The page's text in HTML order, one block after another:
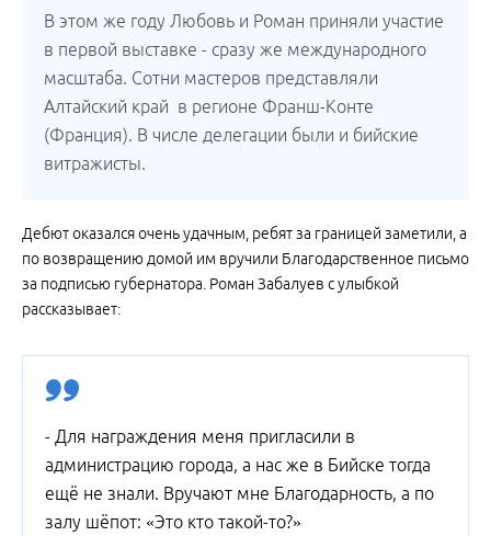
В этом же году Любовь и Роман приняли участие
в первой выставке - сразу же международного
масштаба. Сотни мастеров представляли
Алтайский край в регионе Франш-Конте
(Франция). В числе делегации были и бийские
витражисты.
Дебют оказался очень удачным, ребят за границей заметили, а
по возвращению домой им вручили Благодарственное письмо
за подписью губернатора. Роман Забалуев с улыбкой
рассказывает:
- Для награждения меня пригласили в
администрацию города, а нас же в Бийске тогда
ещё не знали. Вручают мне Благодарность, а по
залу шёпот: «Это кто такой-то?»